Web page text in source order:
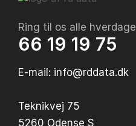
Ring til os alle hverdage
66 19 19 75
E-mail: info@rddata.dk
Teknikvej 75
5260 Odense S